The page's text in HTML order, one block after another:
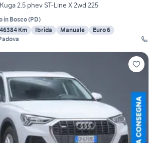
2.5 phev ST-Line X 2wd 225
in Bosco(PD)
46384 Km Ibrida Manuale
Euro 6